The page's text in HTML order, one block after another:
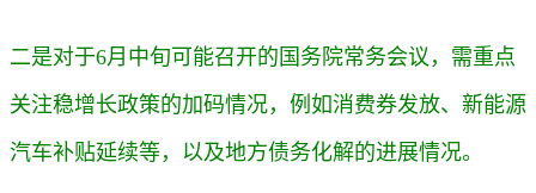
二是对于6月中旬可能召开的国务院常务会议， 需重点
关注稳增长政策的加码情况，例如消费券发放、新能源
汽车补贴延续等，以及地方债务化解的进展情况。